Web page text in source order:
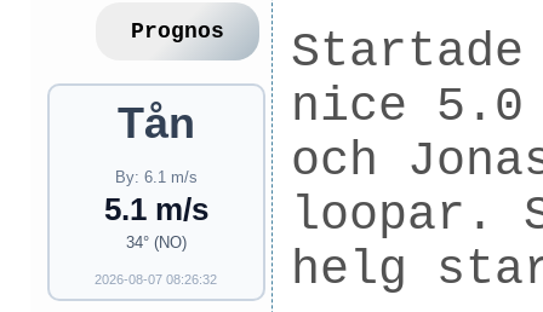
Prognos
Tån
By: 6.1 m/s
5.1 m/s
34° (NO)
2026-08-07 08:26:32
Startade
nice 5.0
och
loopar.
helg